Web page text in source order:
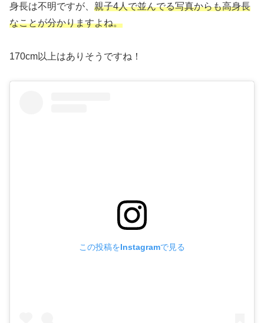
身長は不明ですが、 親子4人で並んでる写真からも高身長
なことが分かりますよね。
170cm以上はありそうですね！
この投稿をInstagramで見る